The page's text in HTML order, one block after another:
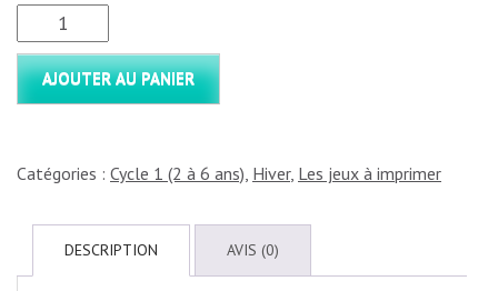
quantité
de
Jeu
hiver
AJOUTER AU PANIER
Catégories : Cycle 1 (2 à 6 ans), Hiver, Les jeux à imprimer
DESCRIPTION AVIS (0)